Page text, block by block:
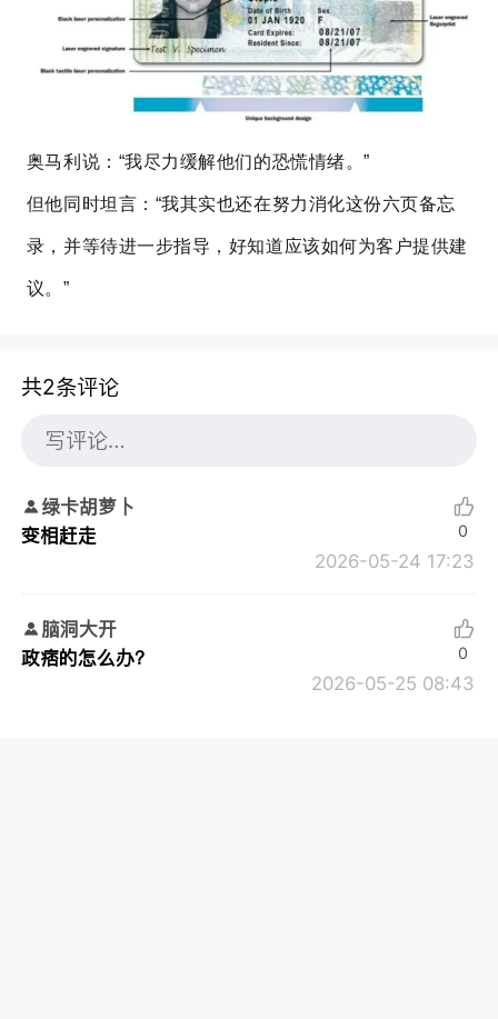
奥马利说：“我尽力缓解他们的恐慌情绪。”
但他同时坦言：“我其实也还在努力消化这份六页备忘
录，并等待进一步指导，好知道应该如何为客户提供建
议。”
共2条评论
绿卡胡萝卜
变相赶走
2026-05-24 17:23
0
脑洞大开
政痞的怎么办？
2026-05-25 08:43
0